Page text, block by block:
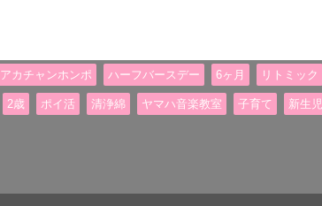
アカチャンホンポ ハーフバースデー 6ヶ月 リトミック
2歳 ポイ活 清浄綿 ヤマハ音楽教室 子育て 新生児